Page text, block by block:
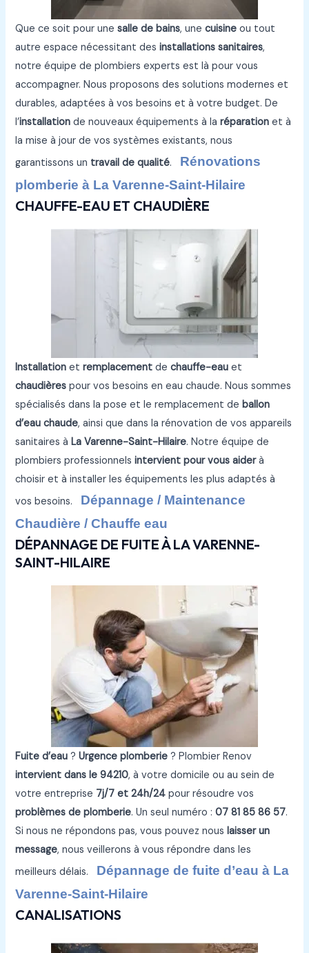
Que ce soit pour unesalle de bains, unecuisine ou tout
autre espace nécessitant desinstallations sanitaires,
notre équipe de plombiers experts est là pour vous
accompagner. Nous proposons des solutions modernes et
durables, adaptées à vos besoins et à votre budget. De
l’installation de nouveaux équipements à laréparation et à
la mise à jour de vos systèmes existants, nous
garantissons un travail de qualité. Rénovations
plomberie à La Varenne-Saint-Hilaire
CHAUFFE-EAU ET CHAUDIÈRE
Installation etremplacement dechauffe-eau et
chaudières pour vos besoins en eau chaude. Nous sommes
spécialisés dans la pose et le remplacement deballon
d’eau chaude, ainsi que dans la rénovation de vos appareils
sanitaires àLa Varenne-Saint-Hilaire. Notre équipe de
plombiers professionnelsintervient pour vous aiderà
choisir et à installer les équipements les plus adaptés à
vos besoins. Dépannage / Maintenance
Chaudière / Chauffe eau
DÉPANNAGE DE FUITE À LA VARENNE-
SAINT-HILAIRE
Fuite d’eau ?Urgence plomberie ? Plombier Renov
intervient dans le 94210, à votre domicile ou au sein de
votre entreprise 7j/7 et 24h/24 pour résoudre vos
problèmes de plomberie. Un seul numéro :07 81 85 86 57.
Si nous ne répondons pas, vous pouvez nous laisser un
message, nous veillerons à vous répondre dans les
meilleurs délais. Dépannage de fuite d’eau à La
Varenne-Saint-Hilaire
CANALISATIONS